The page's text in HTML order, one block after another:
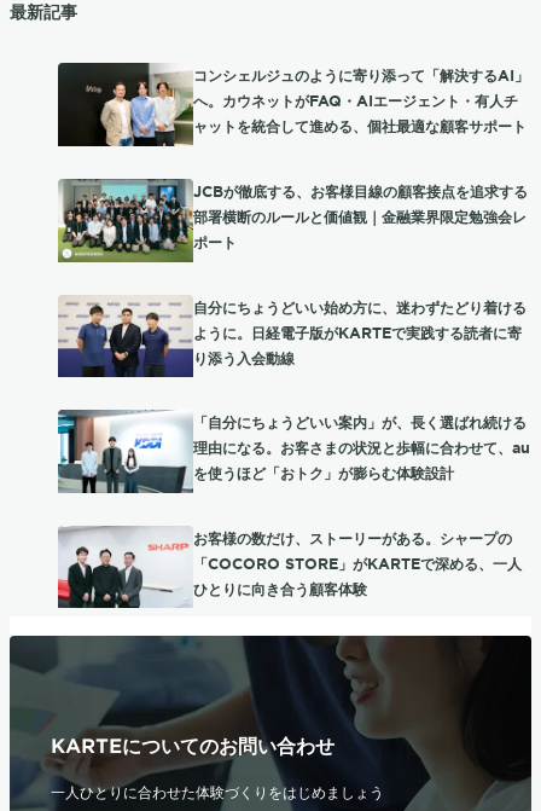
最新記事
コンシェルジュのように寄り添って「解決するAI」
へ。カウネットがFAQ・AIエージェント・有人チ
ャットを統合して進める、個社最適な顧客サポート
JCBが徹底する、お客様目線の顧客接点を追求する
部署横断のルールと価値観｜金融業界限定勉強会レ
ポート
自分にちょうどいい始め方に、迷わずたどり着ける
ように。日経電子版がKARTEで実践する読者に寄
り添う入会動線
「自分にちょうどいい案内」が、長く選ばれ続ける
理由になる。お客さまの状況と歩幅に合わせて、au
を使うほど「おトク」が膨らむ体験設計
お客様の数だけ、ストーリーがある。シャープの
「COCORO STORE」がKARTEで深める、一人
ひとりに向き合う顧客体験
KARTEについてのお問い合わせ
一人ひとりに合わせた体験づくりをはじめましょう